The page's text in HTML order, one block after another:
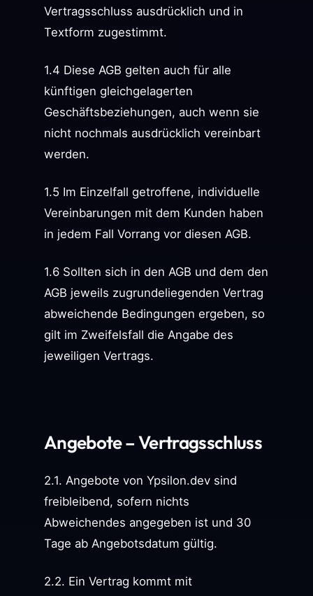
Vertragsschluss ausdrücklich und in
Textform zugestimmt.
1.4 Diese AGB gelten auch für alle
künftigen gleichgelagerten
Geschäftsbeziehungen, auch wenn sie
nicht nochmals ausdrücklich vereinbart
werden.
1.5 Im Einzelfall getroffene, individuelle
Vereinbarungen mit dem Kunden haben
in jedem Fall Vorrang vor diesen AGB.
1.6 Sollten sich in den AGB und dem den
AGB jeweils zugrundeliegenden Vertrag
abweichende Bedingungen ergeben, so
gilt im Zweifelsfall die Angabe des
jeweiligen Vertrags.
Angebote – Vertragsschluss
2.1. Angebote von Ypsilon.dev sind
freibleibend, sofern nichts
Abweichendes angegeben ist und 30
Tage ab Angebotsdatum gültig.
2.2. Ein Vertrag kommt mit